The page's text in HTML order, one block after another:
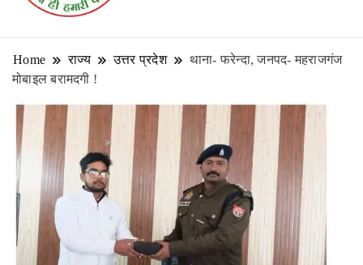
Home राज्य उत्तर प्रदेश
थाना- फरेन्दा, जनपद- महराजगंज
मोबाइल बरामदगी !